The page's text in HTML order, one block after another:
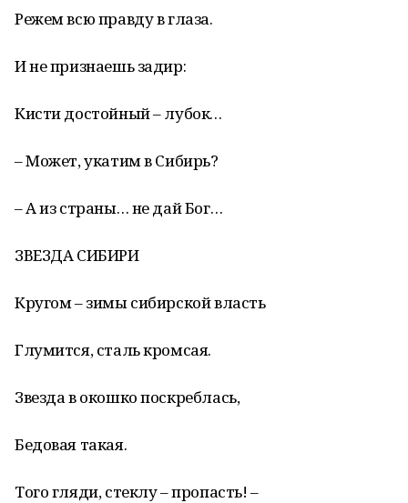
Режем всю правду в глаза.
И не признаешь задир:
Кисти достойный – лубок…
– Может, укатим в Сибирь?
– А из страны… не дай Бог…
ЗВЕЗДА СИБИРИ
Кругом – зимы сибирской власть
Глумится, сталь кромсая.
Звезда в окошко поскреблась,
Бедовая такая.
Того гляди, стеклу – пропасть! –